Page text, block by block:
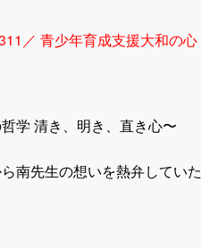
／ 青少年育成支援大和の
学 清き、明き、直き心〜
南先生の想いを熱弁してい